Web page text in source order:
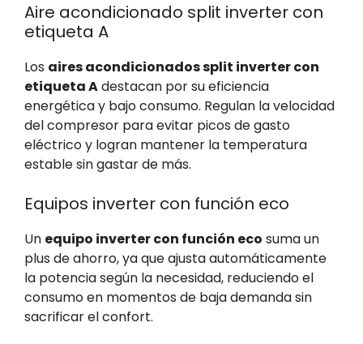
Aire acondicionado split inverter con
etiqueta A
Los aires acondicionados split inverter con
etiqueta Adestacan por su eficiencia
energética y bajo consumo. Regulan la velocidad
del compresor para evitar picos de gasto
eléctrico y logran mantener la temperatura
estable sin gastar de más.
Equipos inverter con función eco
Un equipo inverter con función eco suma un
plus de ahorro, ya que ajusta automáticamente
la potencia según la necesidad, reduciendo el
consumo en momentos de baja demanda sin
sacrificar el confort.